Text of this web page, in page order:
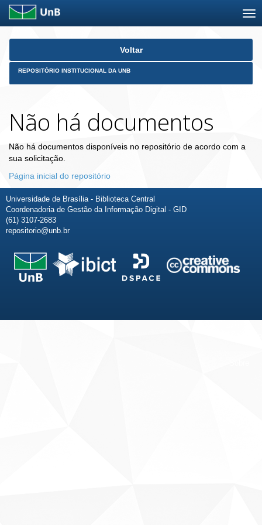
Skip
Voltar
REPOSITÓRIO INSTITUCIONAL DA UNB
Não há documentos
Não há documentos disponíveis no repositório de acordo com a
sua solicitação.
Página inicial do repositório
Universidade de Brasília - Biblioteca Central
Coordenadoria de Gestão da Informação Digital - GID
(61) 3107-2683
repositorio@unb.br